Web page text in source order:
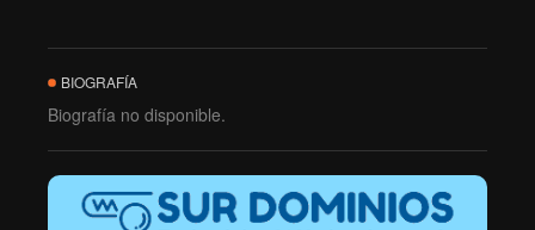
BIOGRAFÍA
Biografía no disponible.